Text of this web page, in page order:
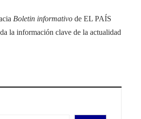
Boletin informativo de EL PAÍS
la información clave de la actualidad